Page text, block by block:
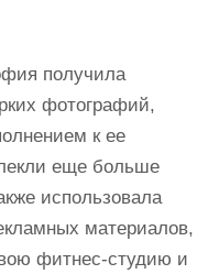
получила
фотографий,
к ее
еще больше
использовала
материалов,
фитнес-студию и